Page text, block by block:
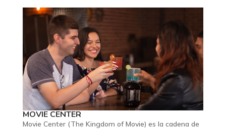
MOVIE CENTER
Movie Center (The Kingdom of Movie) es la cadena de